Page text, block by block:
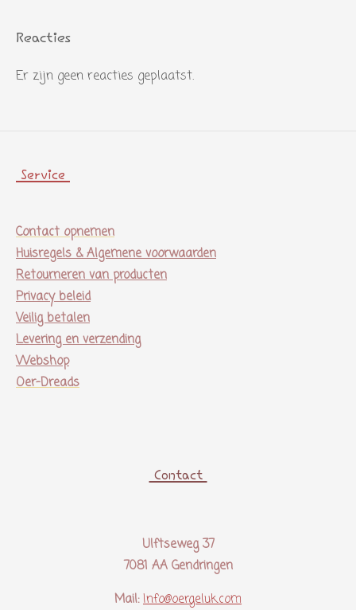
Reacties
Er zijn geen reacties geplaatst.
Service
Contact opnemen
Huisregels & Algemene voorwaarden
Retourneren van producten
Privacy beleid
Veilig betalen
Levering en verzending
Webshop
Oer-Dreads
Contact
Ulftseweg 37
7081 AA Gendringen
Mail: Info@oergeluk.com